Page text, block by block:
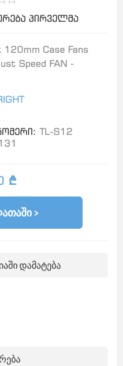
პირველმა
120mm Case Fans
Speed FAN -
TL-S12
₾
>
დამატება